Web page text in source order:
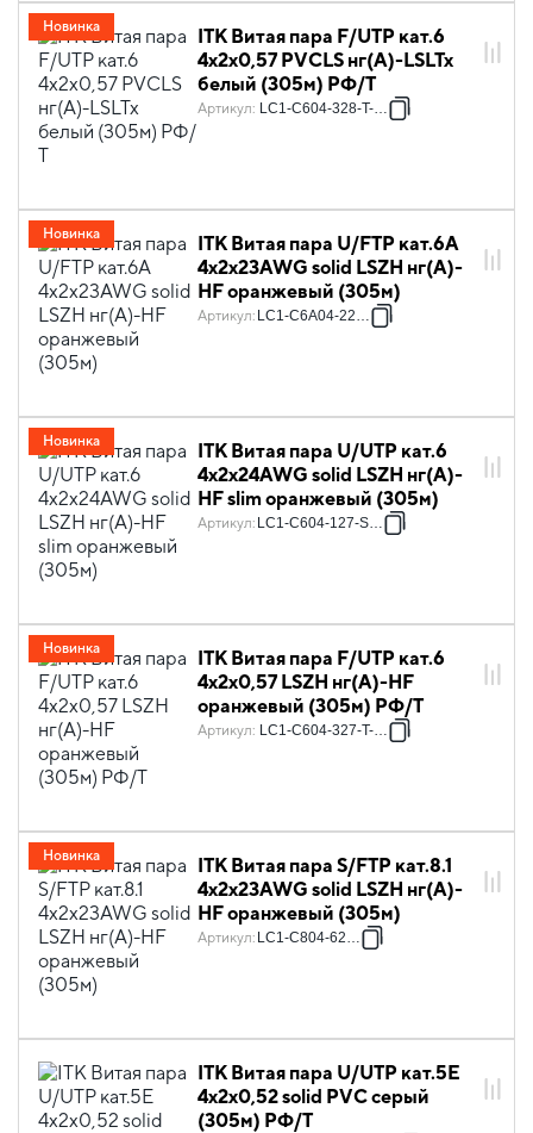
ITK Витая пара F/UTP кат.6
4х2х0,57 PVCLS нг(А)-LSLTx
белый (305м) РФ/Т
Артикул: LC1-C604-328-T-P-R
Новинка
ITK Витая пара U/FTP кат.6A
4х2х23AWG solid LSZH нг(А)-
HF оранжевый (305м)
Артикул: LC1-C6A04-227-P
Новинка
ITK Витая пара U/UTP кат.6
4х2х24AWG solid LSZH нг(А)-
HF slim оранжевый (305м)
Артикул: LC1-C604-127-SL-P
Новинка
ITK Витая пара F/UTP кат.6
4х2х0,57 LSZH нг(А)-HF
оранжевый (305м) РФ/Т
Артикул: LC1-C604-327-T-P-R
Новинка
ITK Витая пара S/FTP кат.8.1
4х2х23AWG solid LSZH нг(А)-
HF оранжевый (305м)
Артикул: LC1-C804-627-P
Новинка
ITK Витая пара U/UTP кат.5E
4х2х0,52 solid PVC серый
(305м) РФ/Т